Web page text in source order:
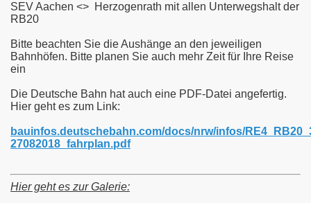
SEV Aachen <> Herzogenrath mit allen Unterwegshalt der
RB20
Bitte beachten Sie die Aushänge an den jeweiligen
Bahnhöfen. Bitte planen Sie auch mehr Zeit für Ihre Reise
ein
Die Deutsche Bahn hat auch eine PDF-Datei angefertig.
Hier geht es zum Link:
bauinfos.deutschebahn.com/docs/nrw/infos/
27082018_fahrplan.pdf
Hier geht es zur Galerie: